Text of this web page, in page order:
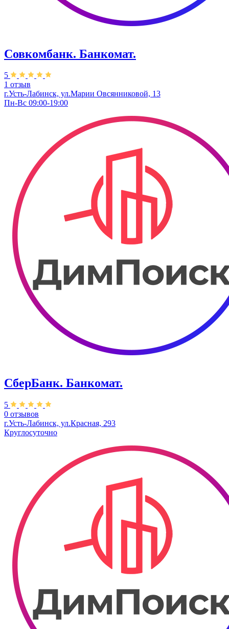
Совкомбанк. Банкомат.
5
1 отзыв
г.Усть-Лабинск, ул.​Марии Овсянниковой, 13
Пн-Вс 09:00-19:00
СберБанк. Банкомат.
5
0 отзывов
г.Усть-Лабинск, ул.​Красная, 293
Круглосуточно